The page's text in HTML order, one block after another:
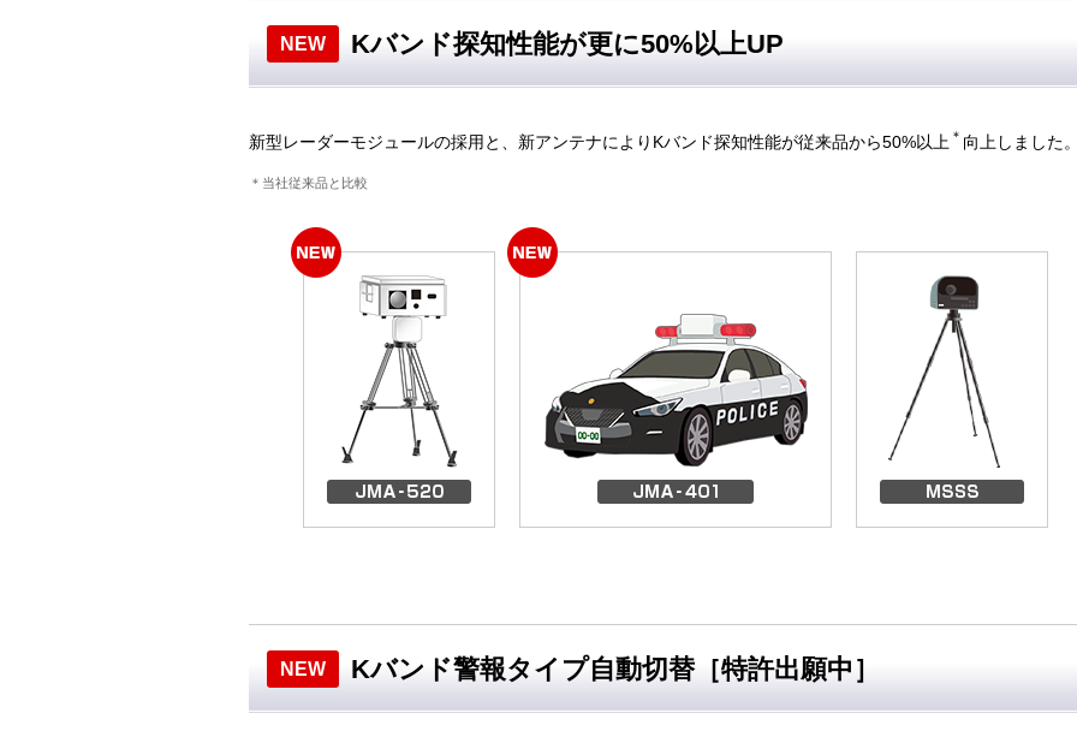
NEW Kバンド探知性能が更に50%以上UP
新型レーダーモジュールの採用と、新アンテナによりKバンド探知性能が従来品から50%以上 ＊ 向上しました
＊当社従来品と比較
NEW Kバンド警報タイプ自動切替［特許出願中］